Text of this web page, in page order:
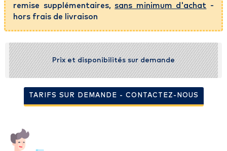
remise supplémentaires,sans minimum d'achat -
hors frais de livraison
Prix et disponibilités sur demande
TARIFS SUR DEMANDE - CONTACTEZ-NOUS